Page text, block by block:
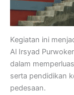
Kegiatan ini
Al Irsyad
dalam
serta pendidikan
pedesaan.